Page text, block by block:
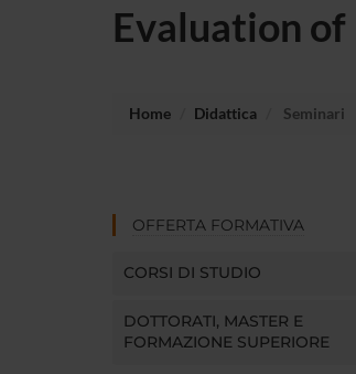
Evaluation of
Home Didattica Seminari
OFFERTA FORMATIVA
CORSI DI STUDIO
DOTTORATI, MASTER E
FORMAZIONE SUPERIORE